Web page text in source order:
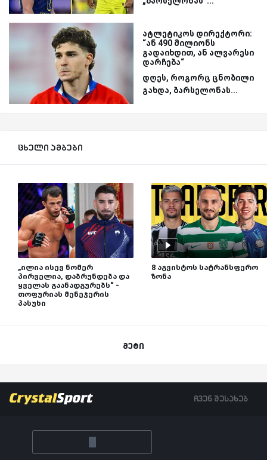
ატლეტიკოს დირექტორი:
“ან 490 მილიონს
გადაიხდით, ან ალვარესი
დარჩება“
დღეს, როგორც ცნობილი
გახდა, ბარსელონას...
ცხელი ამბები
„ილია ისევ ნომერ
პირველია, დაბრუნდება და
ყველას გაანადგურებს“ -
თოფურიას მენეჯერის
პასუხი
8 აგვისტოს სატრანსფერო
ზონა
მეტი
ჩვენ შესახებ